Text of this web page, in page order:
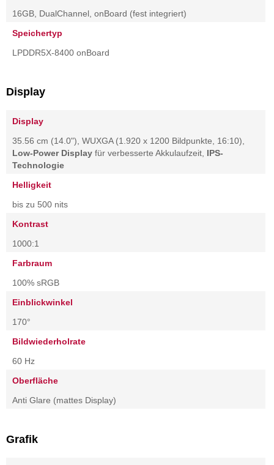
16GB, DualChannel, onBoard (fest integriert)
Speichertyp
LPDDR5X-8400 onBoard
Display
Display
35.56 cm (14.0"), WUXGA (1.920 x 1200 Bildpunkte, 16:10),
Low-Power Display für verbesserte Akkulaufzeit, IPS-
Technologie
Helligkeit
bis zu 500 nits
Kontrast
1000:1
Farbraum
100% sRGB
Einblickwinkel
170°
Bildwiederholrate
60 Hz
Oberfläche
Anti Glare (mattes Display)
Grafik